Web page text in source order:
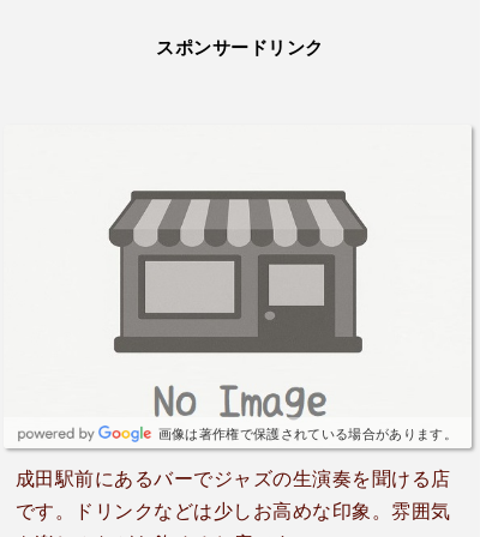
スポンサードリンク
画像は著作権で保護されている場合があります。
成田駅前にあるバーでジャズの生演奏を聞ける店
です。ドリンクなどは少しお高めな印象。雰囲気